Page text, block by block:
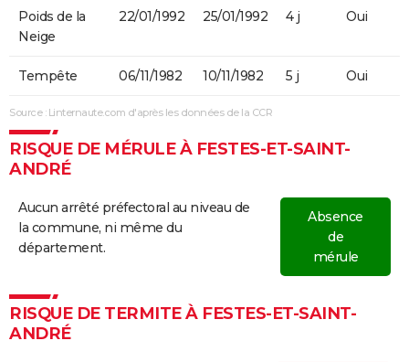
Poids de la
Neige
22/01/1992 25/01/1992 4 j Oui
Tempête 06/11/1982 10/11/1982 5 j Oui
Source : Linternaute.com d'après les données de la CCR
RISQUE DE MÉRULE À FESTES-ET-SAINT-
ANDRÉ
Aucun arrêté préfectoral au niveau de
la commune, ni même du
département.
Absence
de
mérule
RISQUE DE TERMITE À FESTES-ET-SAINT-
ANDRÉ